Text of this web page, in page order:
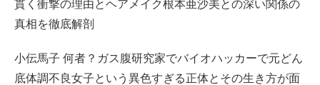
貫く衝撃の理由とヘアメイク根本亜沙美との深い関係の
真相を徹底解剖
小伝馬子 何者？ガス腹研究家でバイオハッカーで元どん
底体調不良女子という異色すぎる正体とその生き方が面